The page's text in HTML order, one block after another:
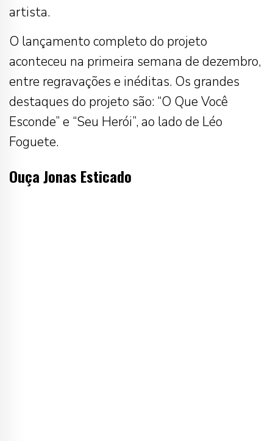
artista.
O lançamento completo do projeto
aconteceu na primeira semana de dezembro,
entre regravações e inéditas. Os grandes
destaques do projeto são: “O Que Você
Esconde” e “Seu Herói”, ao lado de Léo
Foguete.
Ouça Jonas Esticado